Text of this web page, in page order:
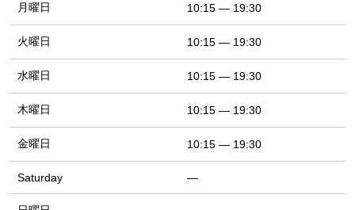
月曜日 10:15 — 19:30
火曜日 10:15 — 19:30
水曜日 10:15 — 19:30
木曜日 10:15 — 19:30
金曜日 10:15 — 19:30
Saturday —